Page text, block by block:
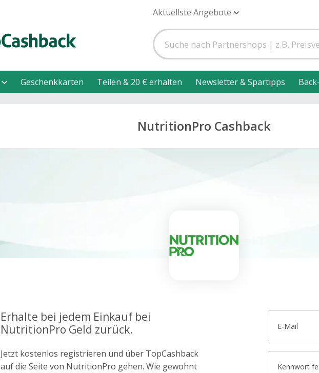
Aktuellste Angebote
Geschenkkarten Teilen & 20 € erhalten Newsletter & Spartipps
NutritionPro Cashback
Erhalte bei jedem Einkauf bei
NutritionPro Geld zurück.
Jetzt kostenlos registrieren und über TopCashback
auf die Seite von NutritionPro gehen. Wie gewohnt
E-Mail
Kennwort